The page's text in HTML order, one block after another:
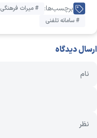
برچسب‌ها: # میراث فرهنگی
# سامانه تلفنی
ارسال دیدگاه